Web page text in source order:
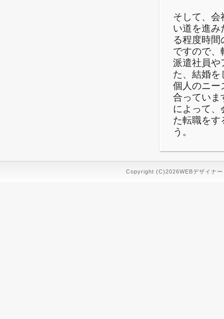
そして、会
い道を進み
る程度時
ですので、
派遣社員や
た、結婚を
個人のニー
合っていま
によって、
た転職をす
う。
Copyright (C)2026WEBデザイナ